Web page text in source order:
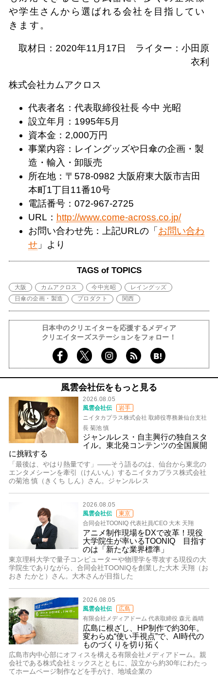
や学生さんから選ばれる会社を目指してい
きます。
取材日：2020年11月17日 ライター：小田原
衣利
株式会社カムアクロス
代表者名：代表取締役社長 今中 光昭
設立年月：1995年5月
資本金：2,000万円
事業内容：レイングッズや日傘の企画・製
造・輸入・卸販売
所在地：〒578-0982 大阪府東大阪市吉田
本町1丁目11番10号
電話番号：072-967-2725
URL： http://www.come-across.co.jp/
お問い合わせ先：上記URLの「 お問い合わ
せ」より
TAGS of TOPICS
大阪 カムアクロス 今中光昭
レイングッズ
日傘の企画・製造
プロダクト 関西
日本中のクリエイターを応援するメディア
クリエイターズステーションをフォロー！
風雲会社伝をもっと見る
2026.08.05
風雲会社伝
岩手
ニイタカプラス株式会社 取締役専務兼仙台支社
長 菊池 慎
ジャンルレス・自主興行の独自スタ
イル。東北発コンテンツの全国展開
に挑戦する
「最後は、やはり熱量です」――そう語るのは、仙台から東北の
エンタメシーンを牽引（けんいん）するニイタカプラス株式会社
の菊池 慎（きくち しん）さん。ジャンルレス
2026.08.05
風雲会社伝
東京
合同会社TOONIQ 代表社員/CEO 大木 天翔
アニメ制作現場をDXで改革！現役
大学院生が率いるTOONIQ 目指す
のは「新たな業界標準」
東京理科大学で量子コンピューターや物理学を専攻する現役の大
学院生でありながら、合同会社TOONIQを創業した大木 天翔（お
おき たかと）さん。大木さんが目指した
2026.08.05
風雲会社伝
広島
有限会社メディアドーム 代表取締役 森元 義晴
広島に根ざし、HP制作で約30年。
変わらぬ“使い手視点”で、AI時代の
ものづくりを切り拓く
広島市内中心部にオフィスを構える有限会社メディアドーム。親
会社である株式会社ミックスとともに、設立から約30年にわたっ
てホームページ制作などを手がけ、地域企業の